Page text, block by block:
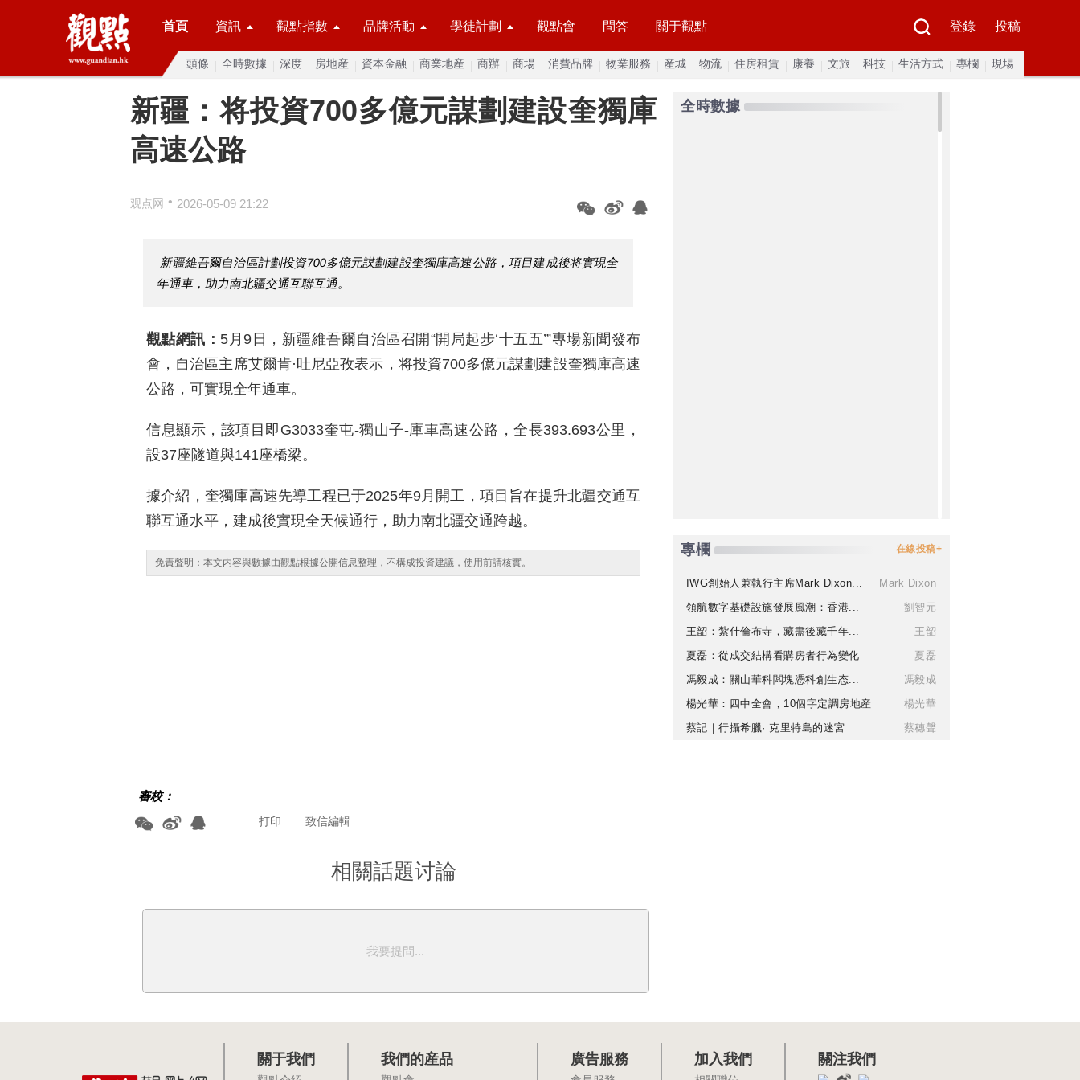
首頁 資訊 觀點指數 品牌活動 學徒計劃 觀點會 問答 關于觀點 登錄 投稿
頭條 全時數據 深度 房地産 資本金融 商業地産 商辦 商場 消費品牌 物業服務 産城 物流 住房租賃 康養 文旅 科技 生活方式 專欄 現場
新疆：将投資700多億元謀劃建設奎獨庫
高速公路
观点网 • 2026-05-09 21:22
新疆維吾爾自治區計劃投資700多億元謀劃建設奎獨庫高速公路，項目建成後将實現全
年通車，助力南北疆交通互聯互通。
觀點網訊： 5月9日，新疆維吾爾自治區召開“開局起步‘十五五’”專場新聞發布
會，自治區主席艾爾肯·吐尼亞孜表示，将投資700多億元謀劃建設奎獨庫高速
公路，可實現全年通車。
信息顯示，該項目即G3033奎屯-獨山子-庫車高速公路，全長393.693公里，
設37座隧道與141座橋梁。
據介紹，奎獨庫高速先導工程已于2025年9月開工，項目旨在提升北疆交通互
聯互通水平，建成後實現全天候通行，助力南北疆交通跨越。
免責聲明：本文内容與數據由觀點根據公開信息整理，不構成投資建議，使用前請核實。
審校：
致信編輯
打印
相關話題讨論
我要提問...
全時數據
專欄 在線投稿+
IWG創始人兼執行主席Mark Dixon...
Mark Dixon
領航數字基礎設施發展風潮：香港...
劉智元
王韶：紮什倫布寺，藏盡後藏千年...
王韶
夏磊：從成交結構看購房者行為變化
夏磊
馮毅成：關山華科闆塊憑科創生态...
馮毅成
楊光華：四中全會，10個字定調房地産
楊光華
蔡記｜行攝希臘· 克里特島的迷宮
蔡穗聲
關于我們 我們的産品 廣告服務 加入我們 關注我們